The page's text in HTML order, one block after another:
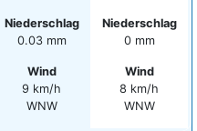
Niederschlag
0.03 mm
Wind
9 km/h
WNW
Niederschlag
0 mm
Wind
8 km/h
WNW